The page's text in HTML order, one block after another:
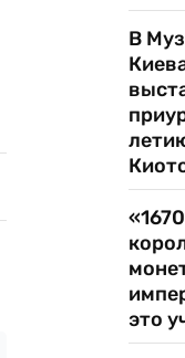
В
это